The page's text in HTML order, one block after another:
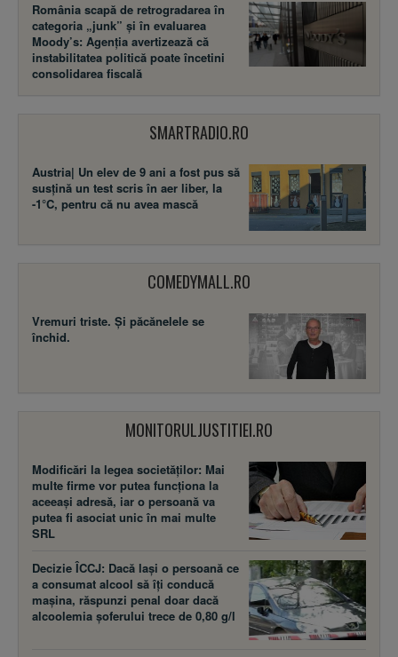
România scapă de retrogradarea în
categoria „junk” și în evaluarea
Moody’s: Agenția avertizează că
instabilitatea politică poate încetini
consolidarea fiscală
SMARTRADIO.RO
Austria| Un elev de 9 ani a fost pus să
susţină un test scris în aer liber, la
-1°C, pentru că nu avea mască
COMEDYMALL.RO
Vremuri triste. Şi păcănelele se
închid.
MONITORULJUSTITIEI.RO
Modificări la legea societăţilor: Mai
multe firme vor putea funcţiona la
aceeaşi adresă, iar o persoană va
putea fi asociat unic în mai multe
SRL
Decizie ÎCCJ: Dacă laşi o persoană ce
a consumat alcool să îţi conducă
maşina, răspunzi penal doar dacă
alcoolemia şoferului trece de 0,80 g/l